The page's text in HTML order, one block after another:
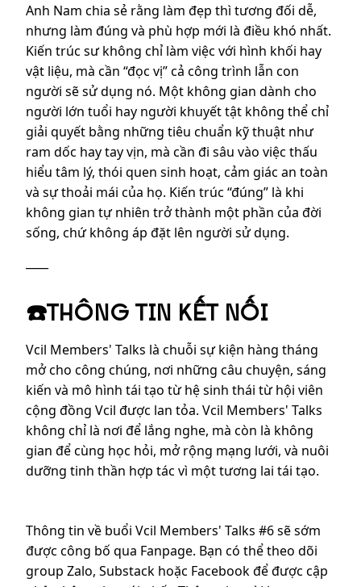
Anh Nam chia sẻ rằng làm đẹp thì tương đối dễ,
nhưng làm đúng và phù hợp mới là điều khó nhất.
Kiến trúc sư không chỉ làm việc với hình khối hay
vật liệu, mà cần “đọc vị” cả công trình lẫn con
người sẽ sử dụng nó. Một không gian dành cho
người lớn tuổi hay người khuyết tật không thể chỉ
giải quyết bằng những tiêu chuẩn kỹ thuật như
ram dốc hay tay vịn, mà cần đi sâu vào việc thấu
hiểu tâm lý, thói quen sinh hoạt, cảm giác an toàn
và sự thoải mái của họ. Kiến trúc “đúng” là khi
không gian tự nhiên trở thành một phần của đời
sống, chứ không áp đặt lên người sử dụng.
☎️THÔNG TIN KẾT NỐI
Vcil Members' Talks là chuỗi sự kiện hàng tháng
mở cho công chúng, nơi những câu chuyện, sáng
kiến và mô hình tái tạo từ hệ sinh thái từ hội viên
cộng đồng Vcil được lan tỏa. Vcil Members' Talks
không chỉ là nơi để lắng nghe, mà còn là không
gian để cùng học hỏi, mở rộng mạng lưới, và nuôi
dưỡng tinh thần hợp tác vì một tương lai tái tạo.
Thông tin về buổi Vcil Members' Talks #6 sẽ sớm
được công bố qua Fanpage. Bạn có thể theo dõi
group Zalo, Substack hoặc Facebook để được cập